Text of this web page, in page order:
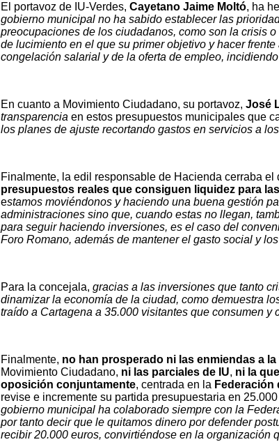
El portavoz de IU-Verdes, Cayetano Jaime Moltó, ha
gobierno municipal no ha sabido establecer las
preocupaciones de los ciudadanos, como son la crisis
de lucimiento en el que su primer objetivo y hacer
congelación salarial y de la oferta de empleo,
En cuanto a Movimiento Ciudadano, su portavoz, José
transparencia en estos presupuestos municipales que
los planes de ajuste recortando gastos en servicios a
Finalmente, la edil responsable de Hacienda cerraba
presupuestos reales que consiguen liquidez para
estamos moviéndonos y haciendo una buena gestión
administraciones sino que, cuando estas no llegan,
para seguir haciendo inversiones, es el caso del
Foro Romano, además de mantener el gasto social y
Para la concejala, gracias a las inversiones que tanto
dinamizar la economía de la ciudad, como demuestra
traído a Cartagena a 35.000 visitantes que consumen y
Finalmente, no han prosperado ni las enmiendas a la
Movimiento Ciudadano, ni las parciales de IU, ni la
oposición conjuntamente, centrada en la Federación
revise e incremente su partida presupuestaria en
gobierno municipal ha colaborado siempre con la
por tanto decir que le quitamos dinero por defender
recibir 20.000 euros, convirtiéndose en la organización